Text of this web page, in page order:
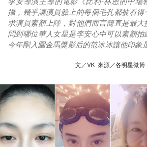
攝，幾乎讓演員臉上的每個毛孔都被看
求演員素顏上陣，對他們而言簡直是最
問到哪位華人女星是李安心中可以素顏
今年剛入圍金馬獎影后的范冰冰讓他印象
文／VK 來源／各明星微博